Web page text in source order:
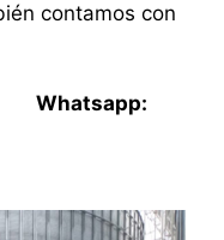
contamos con
Whatsapp: